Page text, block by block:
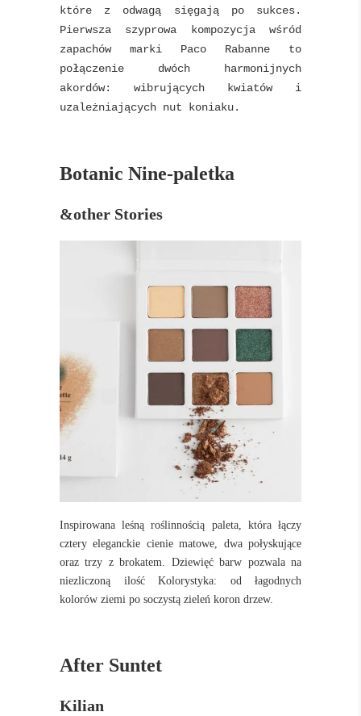
które z odwagą sięgają po sukces.
Pierwsza szyprowa kompozycja wśród
zapachów marki Paco Rabanne to
połączenie dwóch harmonijnych
akordów: wibrujących kwiatów i
uzależniających nut koniaku.
Botanic Nine-paletka
&other Stories
Inspirowana leśną roślinnością paleta, która łączy
cztery eleganckie cienie matowe, dwa połyskujące
oraz trzy z brokatem. Dziewięć barw pozwala na
niezliczoną ilość Kolorystyka: od łagodnych
kolorów ziemi po soczystą zieleń koron drzew.
After Suntet
Kilian